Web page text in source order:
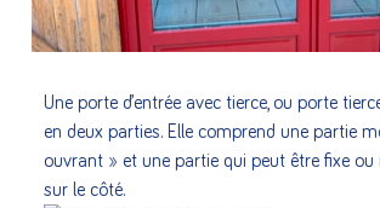
Une porte d’entrée avec tierce, ou porte
en deux parties. Elle comprend une partie
ouvrant » et une partie qui peut être fixe ou
sur le côté.